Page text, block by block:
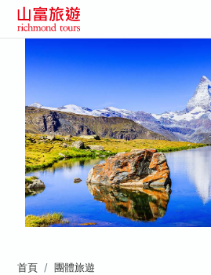
首頁 團體旅遊